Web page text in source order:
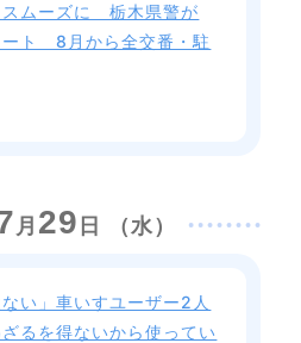
スムーズに 栃木県警が
ート 8月から全交番・駐
月 29 日 （水）
い」車いすユーザー2人
るを得ないから使ってい